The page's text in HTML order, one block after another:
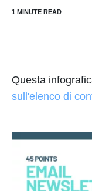
Questa
sull'elenco di